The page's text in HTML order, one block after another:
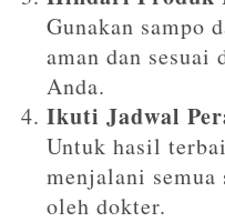
Gunakan sampo
aman dan
Anda.
Ikuti Jadwal
Untuk hasil
menjalani semua
oleh dokter.